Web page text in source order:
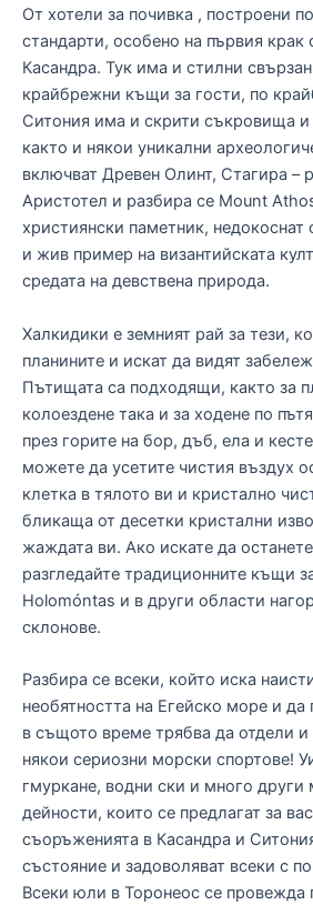
От хотели за почивка , построени
стандарти, особено на първия крак
Касандра. Тук има и стилни
крайбрежни къщи за гости, по
Ситония има и скрити съкровища
както и някои уникални
включват Древен Олинт, Стагира –
Аристотел и разбира се Mount
християнски паметник, недокоснат
и жив пример на византийската
средата на девствена природа.
Халкидики е земният рай за тези,
планините и искат да видят
Пътищата са подходящи, както за
колоездене така и за ходене по
през горите на бор, дъб, ела и
можете да усетите чистия въздух
клетка в тялото ви и кристално
бликаща от десетки кристални
жаждата ви. Ако искате да
разгледайте традиционните къщи
Holomóntas и в други области
склонове.
Разбира се всеки, който иска
необятността на Егейско море и да
в същото време трябва да отдели
някои сериозни морски спортове!
гмуркане, водни ски и много други
дейности, които се предлагат за
съоръженията в Касандра и
състояние и задоволяват всеки с
Всеки юли в Торонеос се провежда